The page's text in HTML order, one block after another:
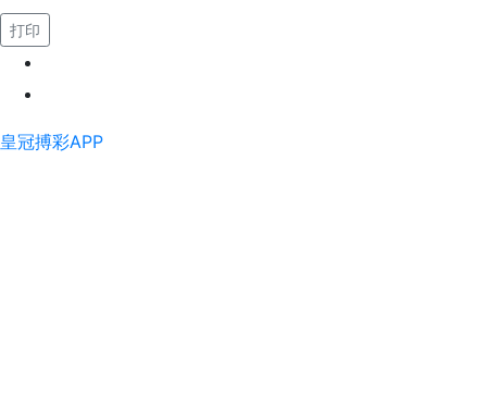
打印
皇冠搏彩APP